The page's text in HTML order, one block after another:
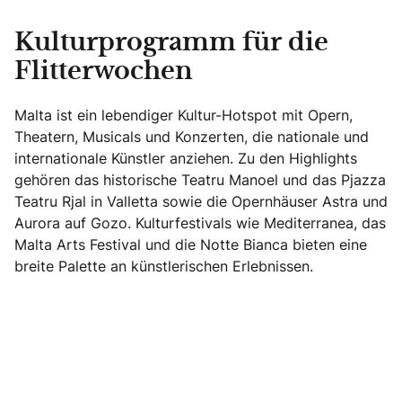
Kulturprogramm für die
Flitterwochen
Malta ist ein lebendiger Kultur-Hotspot mit Opern,
Theatern, Musicals und Konzerten, die nationale und
internationale Künstler anziehen. Zu den Highlights
gehören das historische Teatru Manoel und das Pjazza
Teatru Rjal in Valletta sowie die Opernhäuser Astra und
Aurora auf Gozo. Kulturfestivals wie Mediterranea, das
Malta Arts Festival und die Notte Bianca bieten eine
breite Palette an künstlerischen Erlebnissen.